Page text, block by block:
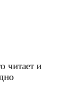
читает и